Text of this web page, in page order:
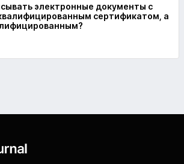
электронные документы с
сертификатом, а